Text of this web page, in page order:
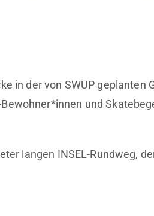
in der von SWUP
und
langen INSEL-Rundweg,